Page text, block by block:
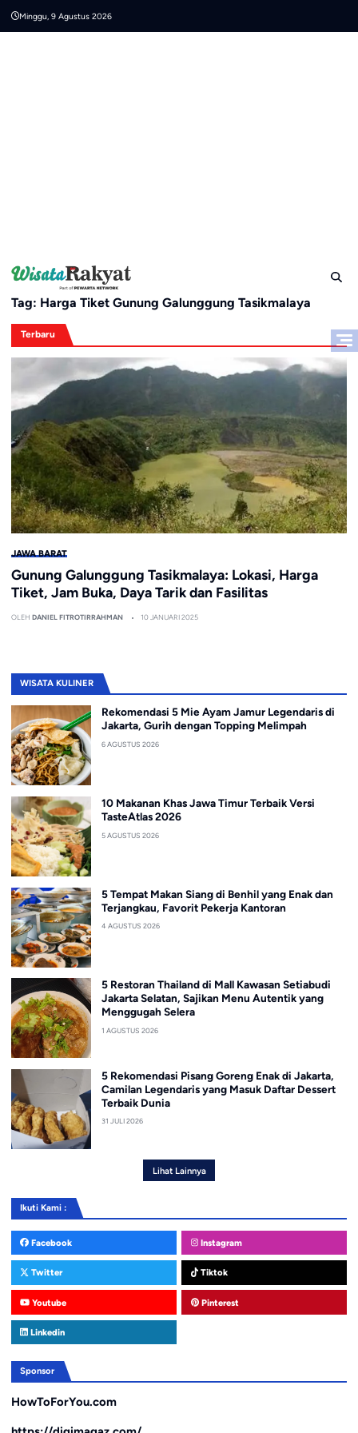
Minggu, 9 Agustus 2026
Tag: Harga Tiket Gunung Galunggung Tasikmalaya
Terbaru
JAWA BARAT
Gunung Galunggung Tasikmalaya: Lokasi, Harga
Tiket, Jam Buka, Daya Tarik dan Fasilitas
OLEH DANIEL FITROTIRRAHMAN 10 JANUARI 2025
WISATA KULINER
Rekomendasi 5 Mie Ayam Jamur Legendaris di
Jakarta, Gurih dengan Topping Melimpah
6 AGUSTUS 2026
10 Makanan Khas Jawa Timur Terbaik Versi
TasteAtlas 2026
5 AGUSTUS 2026
5 Tempat Makan Siang di Benhil yang Enak dan
Terjangkau, Favorit Pekerja Kantoran
4 AGUSTUS 2026
5 Restoran Thailand di Mall Kawasan Setiabudi
Jakarta Selatan, Sajikan Menu Autentik yang
Menggugah Selera
1 AGUSTUS 2026
5 Rekomendasi Pisang Goreng Enak di Jakarta,
Camilan Legendaris yang Masuk Daftar Dessert
Terbaik Dunia
31 JULI 2026
Lihat Lainnya
Ikuti Kami :
Facebook Instagram
Twitter Tiktok
Youtube Pinterest
Linkedin
Sponsor
HowToForYou.com